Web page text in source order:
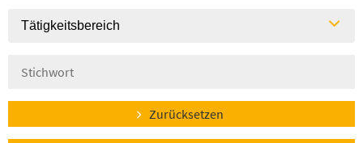
Tätigkeitsbereich
Zurücksetzen